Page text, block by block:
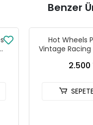
Benzer
Hot Wheels
Vintage Racing
2.500